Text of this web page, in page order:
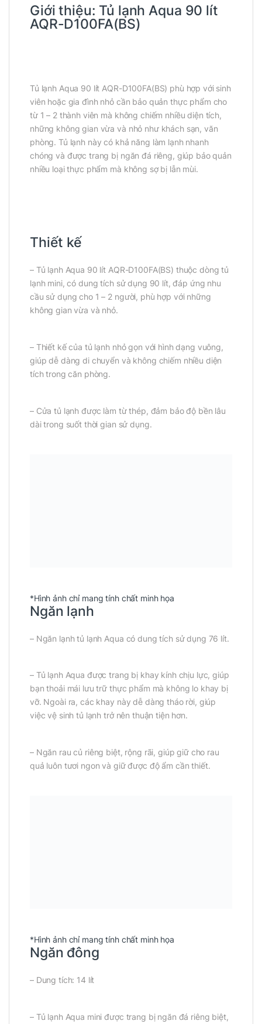
Giới thiệu: Tủ lạnh Aqua 90 lít
AQR-D100FA(BS)
Tủ lạnh Aqua 90 lít AQR-D100FA(BS) phù hợp với sinh
viên hoặc gia đình nhỏ cần bảo quản thực phẩm cho
từ 1 – 2 thành viên mà không chiếm nhiều diện tích,
những không gian vừa và nhỏ như khách sạn, văn
phòng. Tủ lạnh này có khả năng làm lạnh nhanh
chóng và được trang bị ngăn đá riêng, giúp bảo quản
nhiều loại thực phẩm mà không sợ bị lẫn mùi.
Thiết kế
– Tủ lạnh Aqua 90 lít AQR-D100FA(BS) thuộc dòng tủ
lạnh mini, có dung tích sử dụng 90 lít, đáp ứng nhu
cầu sử dụng cho 1 – 2 người, phù hợp với những
không gian vừa và nhỏ.
– Thiết kế của tủ lạnh nhỏ gọn với hình dạng vuông,
giúp dễ dàng di chuyển và không chiếm nhiều diện
tích trong căn phòng.
– Cửa tủ lạnh được làm từ thép, đảm bảo độ bền lâu
dài trong suốt thời gian sử dụng.
*Hình ảnh chỉ mang tính chất minh họa
Ngăn lạnh
– Ngăn lạnh tủ lạnh Aqua có dung tích sử dụng 76 lít.
– Tủ lạnh Aqua được trang bị khay kính chịu lực, giúp
bạn thoải mái lưu trữ thực phẩm mà không lo khay bị
vỡ. Ngoài ra, các khay này dễ dàng tháo rời, giúp
việc vệ sinh tủ lạnh trở nên thuận tiện hơn.
– Ngăn rau củ riêng biệt, rộng rãi, giúp giữ cho rau
quả luôn tươi ngon và giữ được độ ẩm cần thiết.
*Hình ảnh chỉ mang tính chất minh họa
Ngăn đông
– Dung tích: 14 lít
– Tủ lạnh Aqua mini được trang bị ngăn đá riêng biệt,